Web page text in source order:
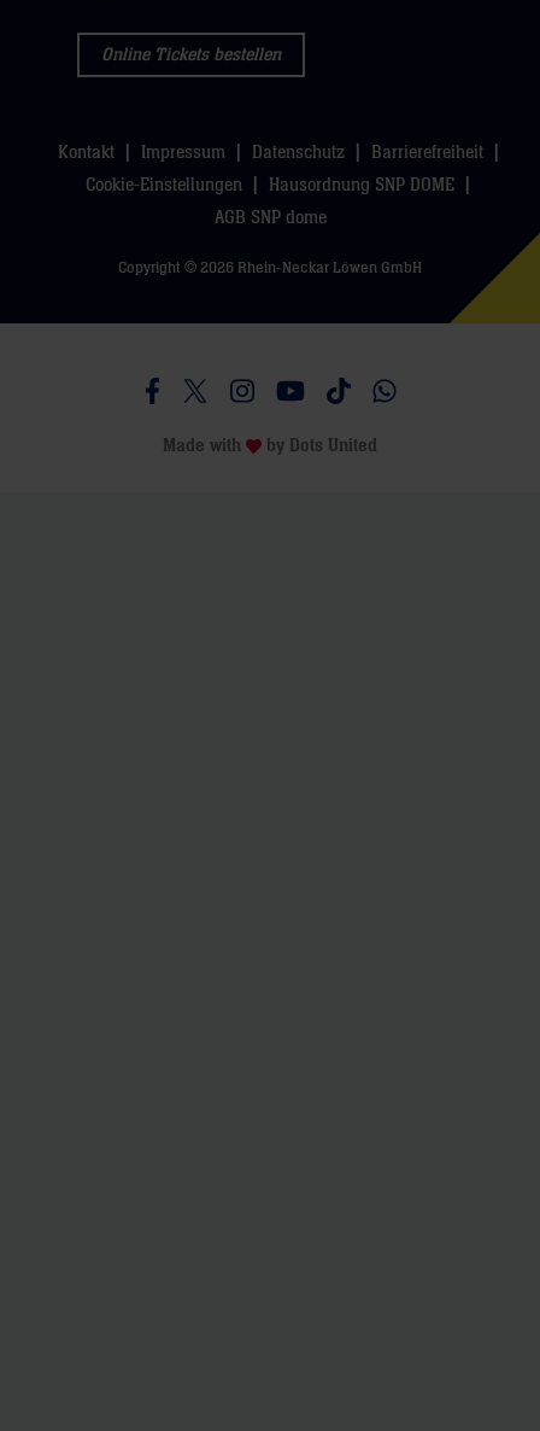
Online Tickets bestellen
Kontakt Impressum Datenschutz
Barrierefreiheit
Cookie-Einstellungen
Hausordnung SNP DOME
AGB SNP dome
Copyright © 2026 Rhein-Neckar Löwen GmbH
Besucht uns auf Facebook
Besucht uns auf Twitter
Besucht uns auf Instagram
Besucht uns auf Youtube
Besucht uns auf
Besucht uns auf
Made with by Dots United